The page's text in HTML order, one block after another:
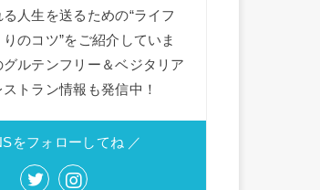
人生を送るための“ライフ
のコツ”をご紹介していま
ルテンフリー＆ベジタリア
トラン情報も発信中！
をフォローしてね ／